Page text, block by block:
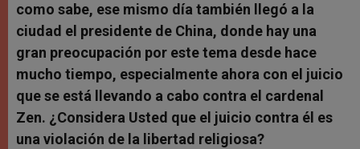
como sabe, ese mismo día también llegó a la
ciudad el presidente de China, donde hay una
gran preocupación por este tema desde hace
mucho tiempo, especialmente ahora con el juicio
que se está llevando a cabo contra el cardenal
Zen. ¿Considera Usted que el juicio contra él es
una violación de la libertad religiosa?